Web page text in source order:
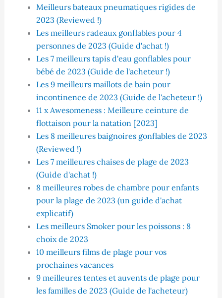
Meilleurs bateaux pneumatiques rigides de
2023 (Reviewed !)
Les meilleurs radeaux gonflables pour 4
personnes de 2023 (Guide d'achat !)
Les 7 meilleurs tapis d'eau gonflables pour
bébé de 2023 (Guide de l'acheteur !)
Les 9 meilleurs maillots de bain pour
incontinence de 2023 (Guide de l'acheteur !)
11 x Awesomeness : Meilleure ceinture de
flottaison pour la natation [2023]
Les 8 meilleures baignoires gonflables de 2023
(Reviewed !)
Les 7 meilleures chaises de plage de 2023
(Guide d'achat !)
8 meilleures robes de chambre pour enfants
pour la plage de 2023 (un guide d'achat
explicatif)
Les meilleurs Smoker pour les poissons : 8
choix de 2023
10 meilleurs films de plage pour vos
prochaines vacances
9 meilleures tentes et auvents de plage pour
les familles de 2023 (Guide de l'acheteur)